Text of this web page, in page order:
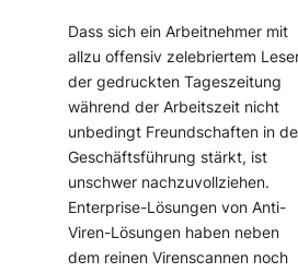
Dass sich ein Arbeitnehmer mit
allzu offensiv zelebriertem
der gedruckten Tageszeitung
während der Arbeitszeit nicht
unbedingt Freundschaften in
Geschäftsführung stärkt, ist
unschwer nachzuvollziehen.
Enterprise-Lösungen von Anti-
Viren-Lösungen haben neben
dem reinen Virenscannen noch